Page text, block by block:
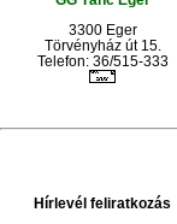
3300 Eger
Törvényház út 15.
Telefon: 36/515-333
Hírlevél feliratkozás